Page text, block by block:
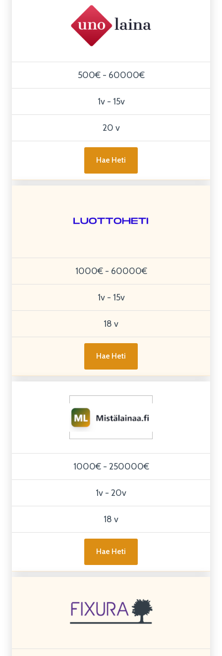
500€ - 60000€
1v - 15v
20 v
Hae Heti
1000€ - 60000€
1v - 15v
18 v
Hae Heti
1000€ - 250000€
1v - 20v
18 v
Hae Heti